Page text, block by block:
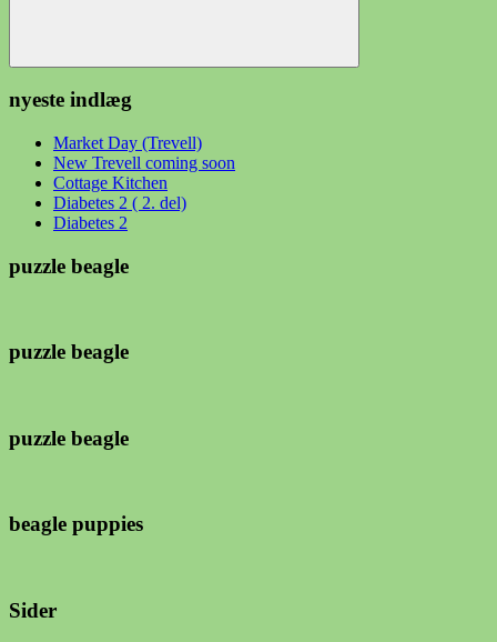
Søg
nyeste indlæg
Market Day (Trevell)
New Trevell coming soon
Cottage Kitchen
Diabetes 2 ( 2. del)
Diabetes 2
puzzle beagle
puzzle beagle
puzzle beagle
beagle puppies
Sider